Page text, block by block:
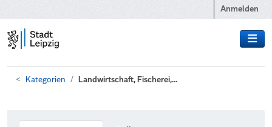
Anmelden
Kategorien Landwirtschaft, Fischerei,...